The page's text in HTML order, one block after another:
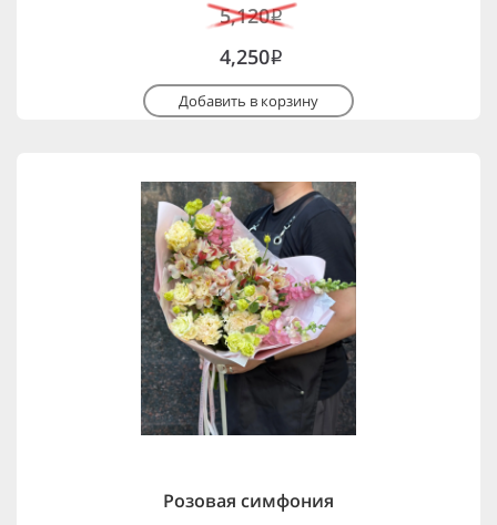
5,120i
4,250i
Добавить в корзину
Розовая симфония